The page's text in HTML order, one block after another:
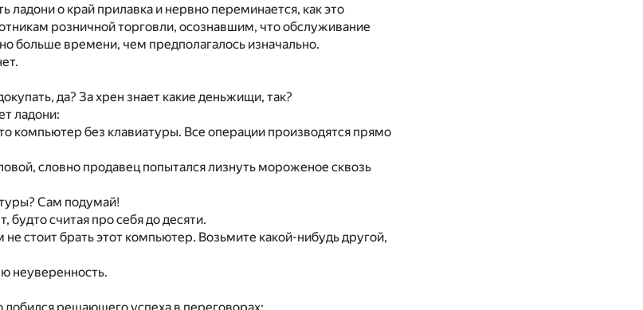
ладони о край прилавка и нервно переминается, как это
розничной торговли, осознавшим, что обслуживание
больше времени, чем предполагалось изначально.
да? За хрен знает какие деньжищи, так?
ладони:
компьютер без клавиатуры. Все операции производятся прямо
словно продавец попытался лизнуть мороженое сквозь
Сам подумай!
будто считая про себя до десяти.
не стоит брать этот компьютер. Возьмите какой-нибудь другой,
неуверенность.